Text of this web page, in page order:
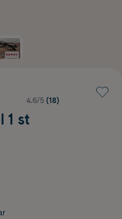
4.6/5 (18)
1 st